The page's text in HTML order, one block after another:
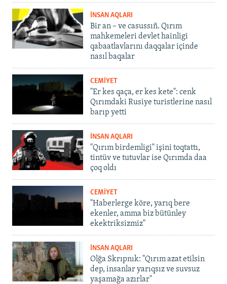
İNSAN AQLARI
Bir an – ve casussıñ. Qırım
mahkemeleri devlet hainligi
qabaatlavlarını daqqalar içinde
nasıl baqalar
CEMİYET
"Er kes qaça, er kes kete": cenk
Qırımdaki Rusiye turistlerine nasıl
barıp yetti
İNSAN AQLARI
"Qırım birdemligi" işini toqtattı,
tintüv ve tutuvlar ise Qırımda daa
çoq oldı
CEMİYET
"Haberlerge köre, yarıq bere
ekenler, amma biz bütünley
ekektriksizmiz"
İNSAN AQLARI
Olğa Skrıpnık: "Qırım azat etilsin
dep, insanlar yarıqsız ve suvsuz
yaşamağa azırlar"